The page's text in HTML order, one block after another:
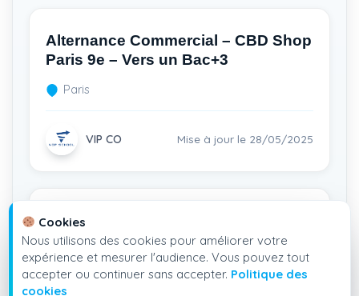
Alternance Commercial – CBD Shop
Paris 9e – Vers un Bac+3
Paris
VIP CO Mise à jour le 28/05/2025
Alternance Commercial – CBD Shop
Paris 9e – Forme au Bac+3
Paris
Cookies
Nous utilisons des cookies pour améliorer votre
expérience et mesurer l'audience. Vous pouvez tout
accepter ou continuer sans accepter. Politique des
cookies